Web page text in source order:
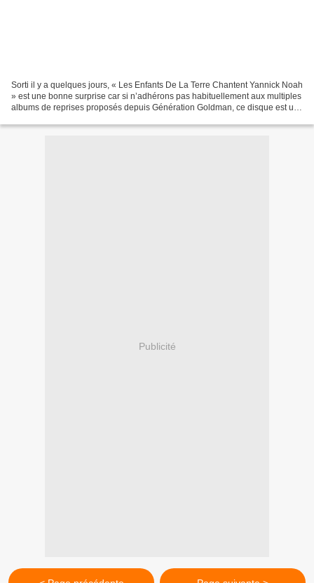
Sorti il y a quelques jours, « Les Enfants De La Terre Chantent Yannick Noah
» est une bonne surprise car si n’adhérons pas habituellement aux multiples
albums de reprises proposés depuis Génération Goldman, ce disque est un
Publicité